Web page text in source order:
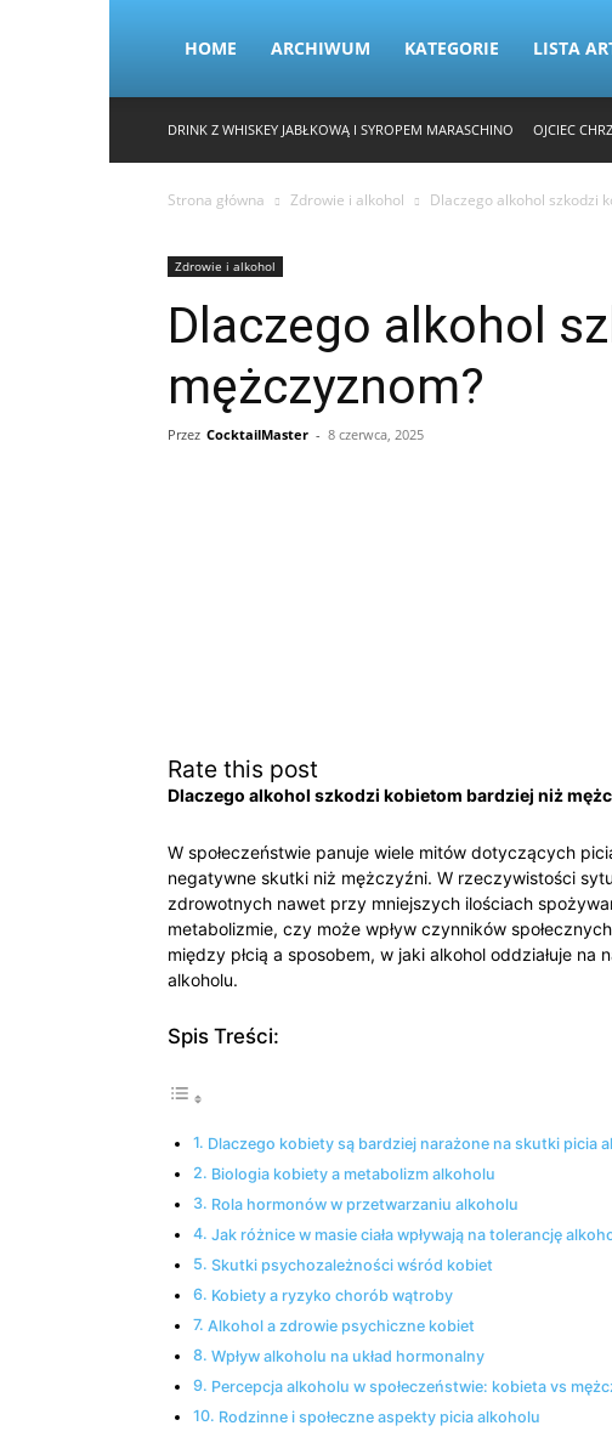
HOME ARCHIWUM KATEGORIE LISTA
DRINK Z WHISKEY JABŁKOWĄ I SYROPEM MARASCHINO OJCIEC
Strona główna Zdrowie i alkohol Dlaczego alkohol szkodzi
Zdrowie i alkohol
Dlaczego alkohol
mężczyznom?
Przez CocktailMaster - 8 czerwca, 2025
Rate this post
Dlaczego alkohol szkodzi kobietom bardziej niż
W​ społeczeństwie panuje wiele ​mitów dotyczących
negatywne skutki niż mężczyźni. W rzeczywistości
⁤zdrowotnych ‌nawet przy⁢ mniejszych ilościach
metabolizmie, czy ⁤może⁢ wpływ czynników
między płcią ​a sposobem, ‌w ⁤jaki ⁣alkohol oddziałuje
alkoholu.
Spis Treści:
Dlaczego kobiety są bardziej⁣ narażone na skutki picia
Biologia kobiety a metabolizm ⁤alkoholu
Rola hormonów w⁣ przetwarzaniu alkoholu
Jak różnice w masie ciała wpływają ‌na⁤ tolerancję
Skutki psychozależności​ wśród kobiet
Kobiety ⁢a ryzyko chorób wątroby
Alkohol‍ a ⁢zdrowie psychiczne kobiet
Wpływ alkoholu na​ układ hormonalny
Percepcja alkoholu w społeczeństwie: kobieta vs
Rodzinne i społeczne aspekty ⁣picia⁤ alkoholu